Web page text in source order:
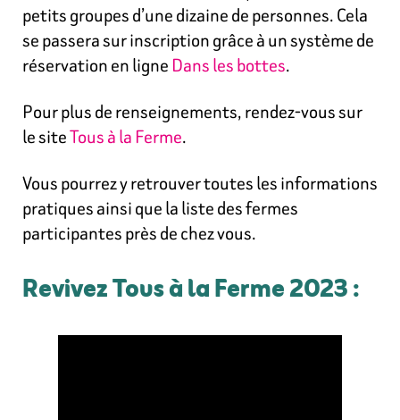
petits groupes d’une dizaine de personnes. Cela
se passera sur inscription grâce à un système de
réservation en ligne Dans les bottes.
Pour plus de renseignements, rendez-vous sur
le siteTous à la Ferme.
Vous pourrez y retrouver toutes les informations
pratiques ainsi que la liste des fermes
participantes près de chez vous.
Revivez Tous à la Ferme 2023 :